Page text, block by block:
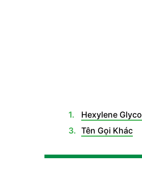
Hexylene
Tên Gọi Khác